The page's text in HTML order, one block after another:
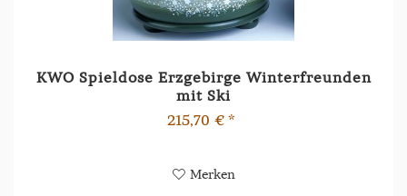
KWO Spieldose Erzgebirge Winterfreunden
mit Ski
215,70 € *
Merken